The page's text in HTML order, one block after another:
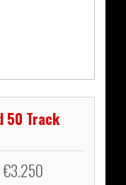
50 Track
€3.250